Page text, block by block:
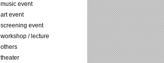
music event
art event
screening event
workshop / lecture
others
theater